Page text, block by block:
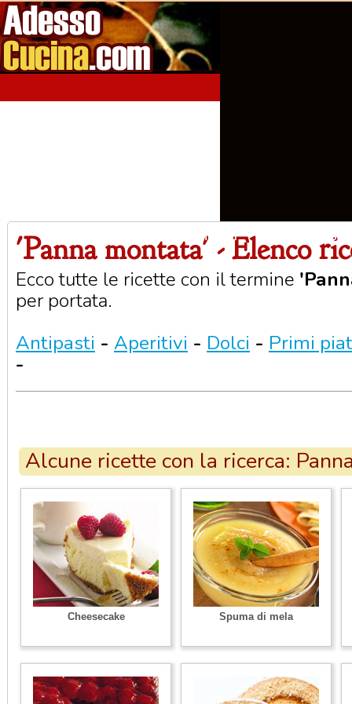
Antipasti
'Panna montata' - Elenco
Ecco tutte le ricette con il termine
per portata.
Antipasti - Aperitivi - Dolci - Primi
-
Alcune ricette con la ricerca:
Cheesecake Spuma di mela